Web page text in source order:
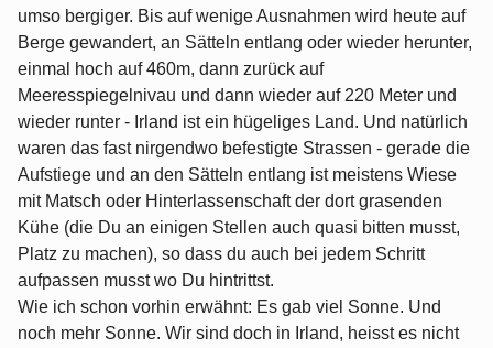
umso bergiger. Bis auf wenige Ausnahmen wird heute auf
Berge gewandert, an Sätteln entlang oder wieder herunter,
einmal hoch auf 460m, dann zurück auf
Meeresspiegelnivau und dann wieder auf 220 Meter und
wieder runter - Irland ist ein hügeliges Land. Und natürlich
waren das fast nirgendwo befestigte Strassen - gerade die
Aufstiege und an den Sätteln entlang ist meistens Wiese
mit Matsch oder Hinterlassenschaft der dort grasenden
Kühe (die Du an einigen Stellen auch quasi bitten musst,
Platz zu machen), so dass du auch bei jedem Schritt
aufpassen musst wo Du hintrittst.
Wie ich schon vorhin erwähnt: Es gab viel Sonne. Und
noch mehr Sonne. Wir sind doch in Irland, heisst es nicht